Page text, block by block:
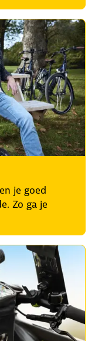
je goed
Zo ga je